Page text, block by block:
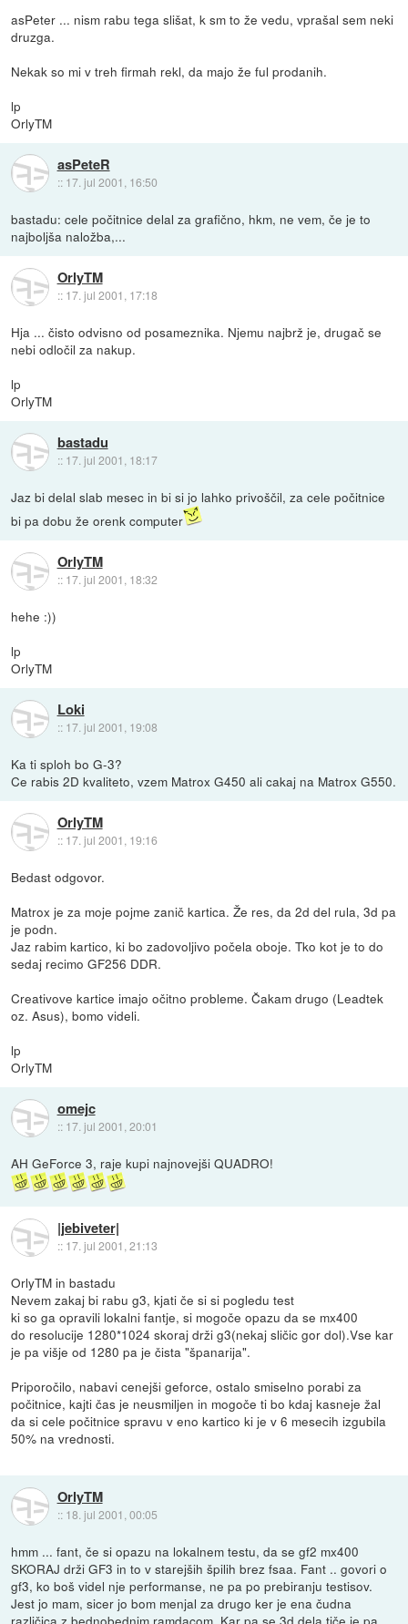
asPeter ... nism rabu tega slišat, k sm to že vedu, vprašal sem neki
druzga.
Nekak so mi v treh firmah rekl, da majo že ful prodanih.
lp
OrlyTM
asPeteR
:: 17. jul 2001, 16:50
bastadu: cele počitnice delal za grafično, hkm, ne vem, če je to
najboljša naložba,...
OrlyTM
:: 17. jul 2001, 17:18
Hja ... čisto odvisno od posameznika. Njemu najbrž je, drugač se
nebi odločil za nakup.
lp
OrlyTM
bastadu
:: 17. jul 2001, 18:17
Jaz bi delal slab mesec in bi si jo lahko privoščil, za cele počitnice
bi pa dobu že orenk computer
OrlyTM
:: 17. jul 2001, 18:32
hehe :))
lp
OrlyTM
Loki
:: 17. jul 2001, 19:08
Ka ti sploh bo G-3?
Ce rabis 2D kvaliteto, vzem Matrox G450 ali cakaj na Matrox G550.
OrlyTM
:: 17. jul 2001, 19:16
Bedast odgovor.
Matrox je za moje pojme zanič kartica. Že res, da 2d del rula, 3d pa
je podn.
Jaz rabim kartico, ki bo zadovoljivo počela oboje. Tko kot je to do
sedaj recimo GF256 DDR.
Creativove kartice imajo očitno probleme. Čakam drugo (Leadtek
oz. Asus), bomo videli.
lp
OrlyTM
omejc
:: 17. jul 2001, 20:01
AH GeForce 3, raje kupi najnovejši QUADRO!
|jebiveter|
:: 17. jul 2001, 21:13
OrlyTM in bastadu
Nevem zakaj bi rabu g3, kjati če si si pogledu test
ki so ga opravili lokalni fantje, si mogoče opazu da se mx400
do resolucije 1280*1024 skoraj drži g3(nekaj sličic gor dol).Vse kar
je pa višje od 1280 pa je čista "španarija".
Priporočilo, nabavi cenejši geforce, ostalo smiselno porabi za
počitnice, kajti čas je neusmiljen in mogoče ti bo kdaj kasneje žal
da si cele počitnice spravu v eno kartico ki je v 6 mesecih izgubila
50% na vrednosti.
OrlyTM
:: 18. jul 2001, 00:05
hmm ... fant, če si opazu na lokalnem testu, da se gf2 mx400
SKORAJ drži GF3 in to v starejših špilih brez fsaa. Fant .. govori o
gf3, ko boš videl nje performanse, ne pa po prebiranju testisov.
Jest jo mam, sicer jo bom menjal za drugo ker je ena čudna